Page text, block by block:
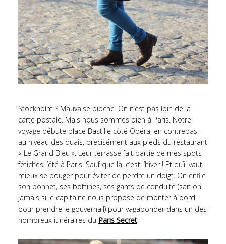
Stockholm ? Mauvaise pioche. On n’est pas loin de la
carte postale. Mais nous sommes bien à Paris. Notre
voyage débute place Bastille côté Opéra, en contrebas,
au niveau des quais, précisément aux pieds du restaurant
« Le Grand Bleu ». Leur terrasse fait partie de mes spots
fétiches l’été à Paris. Sauf que là, c’est l’hiver ! Et qu’il vaut
mieux se bouger pour éviter de perdre un doigt. On enfile
son bonnet, ses bottines, ses gants de conduite (sait on
jamais si le capitaine nous propose de monter à bord
pour prendre le gouvernail) pour vagabonder dans un des
nombreux itinéraires du Paris Secret.